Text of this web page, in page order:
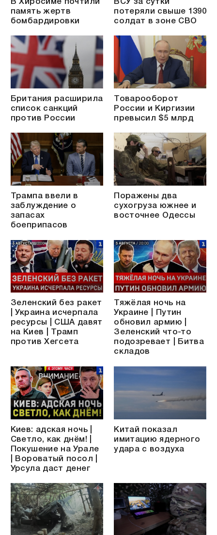
В Хиросиме почтили
память жертв
бомбардировки
ВСУ за сутки
потеряли свыше 1390
солдат в зоне СВО
Британия расширила
список санкций
против России
Товарооборот
России и Киргизии
превысил $5 млрд
Трампа ввели в
заблуждение о
запасах
боеприпасов
Поражены два
сухогруза южнее и
восточнее Одессы
Зеленский без ракет
| Украина исчерпала
ресурсы | США давят
на Киев | Трамп
против Хегсета
Тяжёлая ночь на
Украине | Путин
обновил армию |
Зеленский что-то
подозревает | Битва
складов
Киев: адская ночь |
Светло, как днём! |
Покушение на Урале
| Вороватый посол |
Урсула даст денег
Китай показал
имитацию ядерного
удара с воздуха